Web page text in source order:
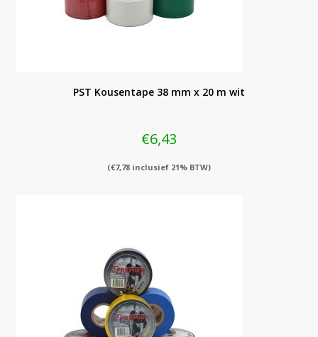
PST Kousentape 38 mm x 20 m wit
€6,43
(€7,78 inclusief 21% BTW)